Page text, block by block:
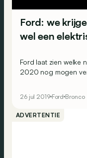
Ford: we
wel een
Ford laat zien welke
2020 nog mogen
26 jul 2019 Ford Bronco
ADVERTENTIE